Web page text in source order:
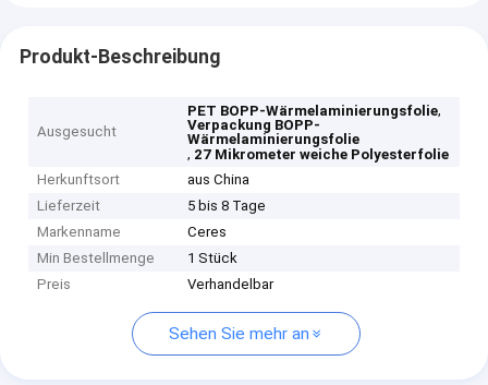
Produkt-Beschreibung
Ausgesucht
PET BOPP-Wärmelaminierungsfolie,
Verpackung BOPP-
Wärmelaminierungsfolie
, 27 Mikrometer weiche Polyesterfolie
Herkunftsort
aus China
Lieferzeit
5 bis 8 Tage
Markenname
Ceres
Min Bestellmenge
1 Stück
Preis
Verhandelbar
Sehen Sie mehr an